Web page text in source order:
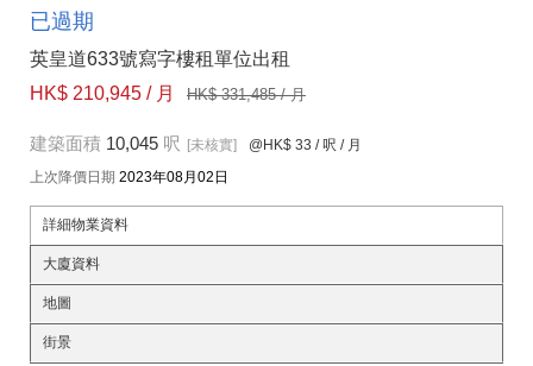
已過期
英皇道633號寫字樓租單位出租
HK$ 210,945 / 月
HK$ 331,485 / 月
建築面積 10,045 呎 [未核實] @HK$ 33 / 呎 / 月
上次降價日期 2023年08月02日
詳細物業資料
大廈資料
地圖
街景